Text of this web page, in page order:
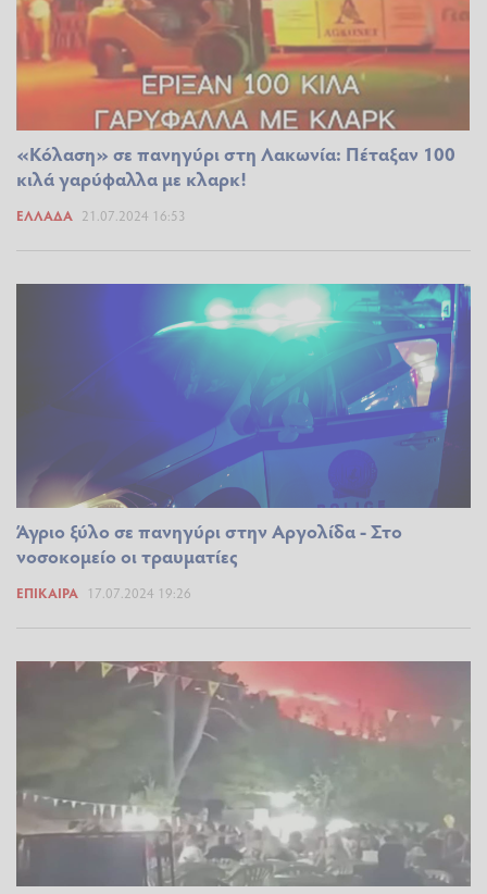
«Κόλαση» σε πανηγύρι στη Λακωνία: Πέταξαν 100
κιλά γαρύφαλλα με κλαρκ!
ΕΛΛΆΔΑ 21.07.2024 16:53
Άγριο ξύλο σε πανηγύρι στην Αργολίδα - Στο
νοσοκομείο οι τραυματίες
ΕΠΊΚΑΙΡΑ 17.07.2024 19:26